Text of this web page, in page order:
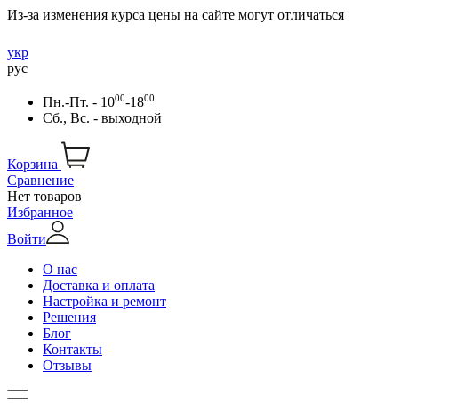
Из-за изменения курса цены на сайте могут отличаться
укр
рус
Пн.-Пт. - 1000-1800
Сб., Вс. - выходной
Корзина
Сравнение
Нет товаров
Избранное
Войти
О нас
Доставка и оплата
Настройка и ремонт
Решения
Блог
Контакты
Отзывы